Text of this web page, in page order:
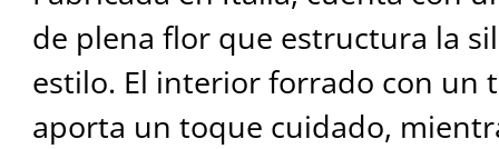
de plena flor que estructura la
estilo. El interior forrado con un
aporta un toque cuidado,